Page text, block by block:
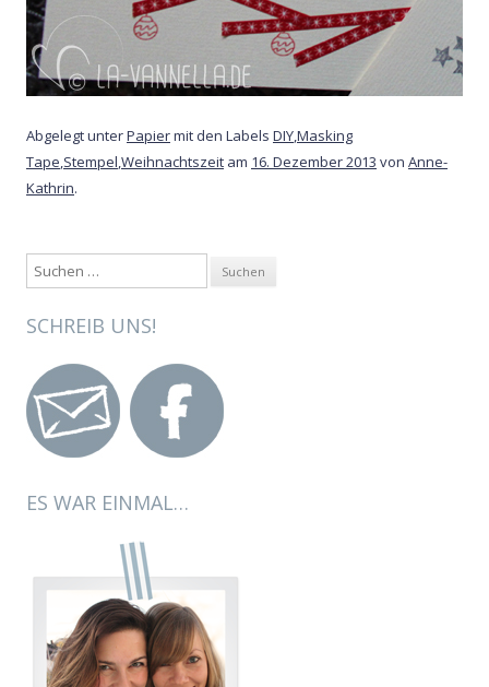
Abgelegt unterPapiermit den Labels DIY,Masking
Tape,Stempel,Weihnachtszeit am 16. Dezember 2013 von Anne-
Kathrin.
Suche nach:
SCHREIB UNS!
ES WAR EINMAL…